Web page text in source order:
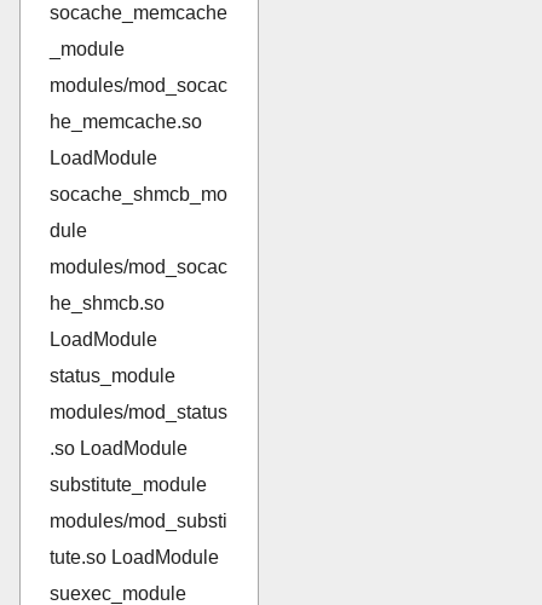
socache_memcache
_module
modules/mod_socac
he_memcache.so
LoadModule
socache_shmcb_mo
dule
modules/mod_socac
he_shmcb.so
LoadModule
status_module
modules/mod_status
.so LoadModule
substitute_module
modules/mod_substi
tute.so LoadModule
suexec_module